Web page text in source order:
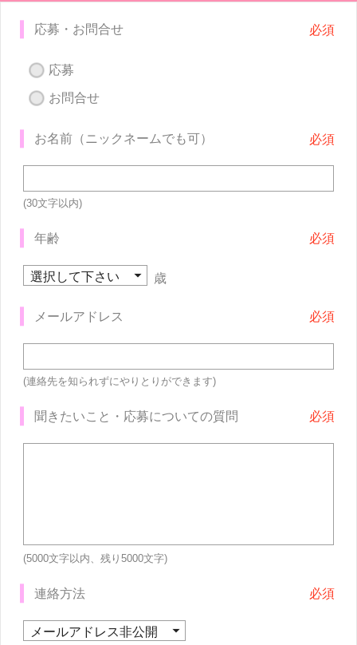
応募・お問合せ
応募
お問合せ
お名前（ニックネームでも可）
(30文字以内)
年齢
歳
メールアドレス
(連絡先を知られずにやりとりができます)
聞きたいこと・応募についての質問
(5000文字以内、残り 5000文字)
連絡方法